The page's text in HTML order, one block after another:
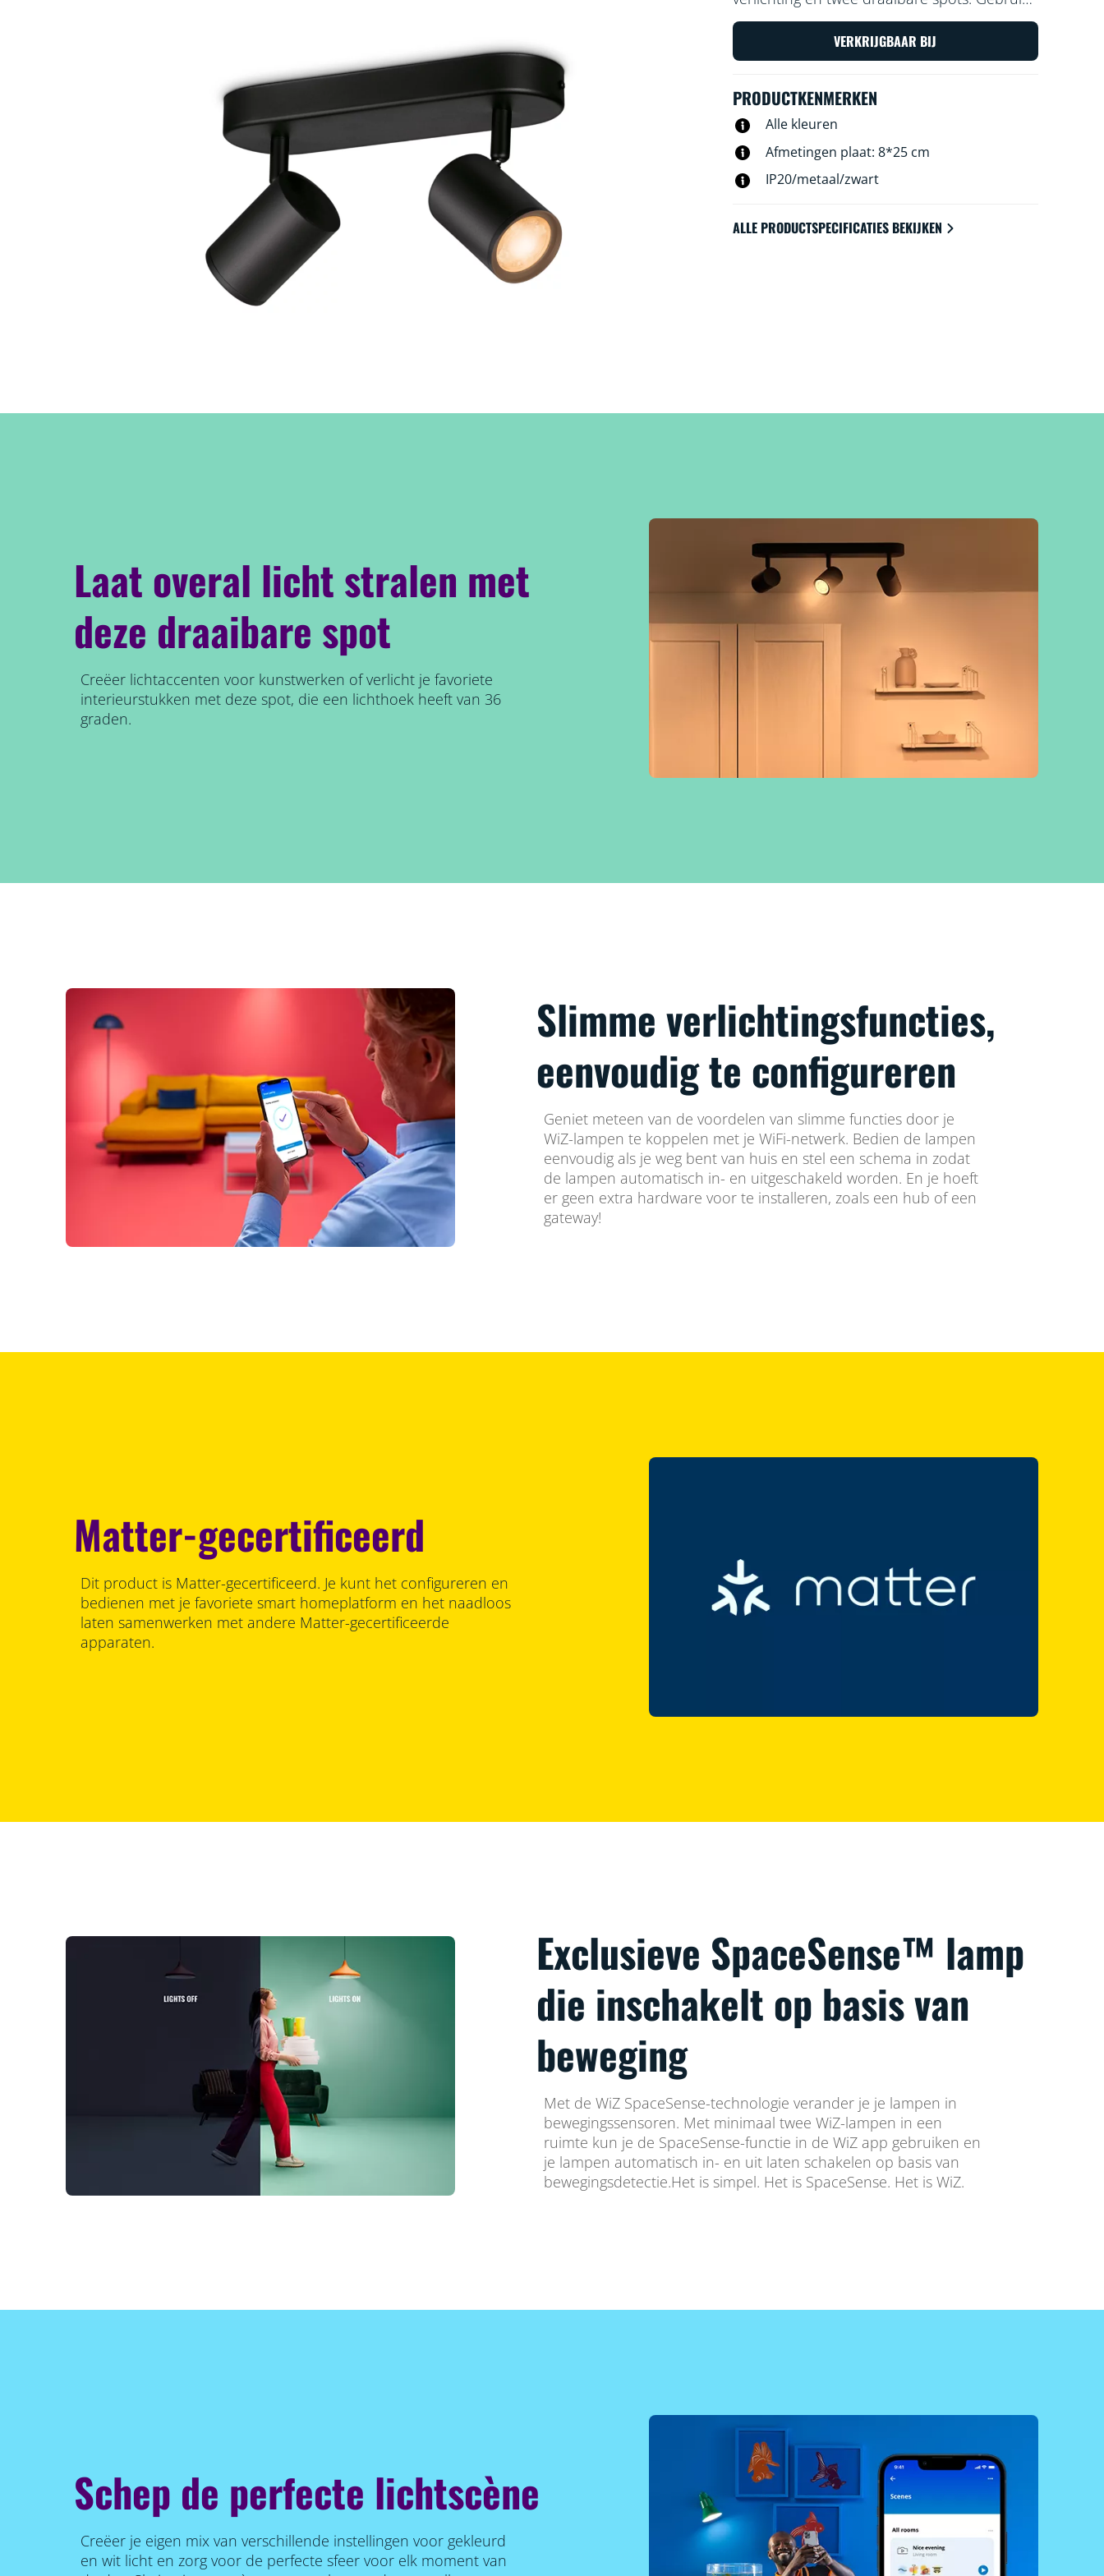
je WiFi-verbinding om de spot met de WiZ
app of je stem te bedienen.
VERKRIJGBAAR BIJ
PRODUCTKENMERKEN
Alle kleuren
Afmetingen plaat: 8*25 cm
IP20/metaal/zwart
ALLE PRODUCTSPECIFICATIES BEKIJKEN
Laat overal licht stralen met
deze draaibare spot
Creëer lichtaccenten voor kunstwerken of verlicht je favoriete
interieurstukken met deze spot, die een lichthoek heeft van 36
graden.
Slimme verlichtingsfuncties,
eenvoudig te configureren
Geniet meteen van de voordelen van slimme functies door je
WiZ-lampen te koppelen met je WiFi-netwerk. Bedien de lampen
eenvoudig als je weg bent van huis en stel een schema in zodat
de lampen automatisch in- en uitgeschakeld worden. En je hoeft
er geen extra hardware voor te installeren, zoals een hub of een
gateway!
Matter-gecertificeerd
Dit product is Matter-gecertificeerd. Je kunt het configureren en
bedienen met je favoriete smart homeplatform en het naadloos
laten samenwerken met andere Matter-gecertificeerde
apparaten.
Exclusieve SpaceSense™ lamp
die inschakelt op basis van
beweging
Met de WiZ SpaceSense-technologie verander je je lampen in
bewegingssensoren. Met minimaal twee WiZ-lampen in een
ruimte kun je de SpaceSense-functie in de WiZ app gebruiken en
je lampen automatisch in- en uit laten schakelen op basis van
bewegingsdetectie.Het is simpel. Het is SpaceSense. Het is WiZ.
Schep de perfecte lichtscène
Creëer je eigen mix van verschillende instellingen voor gekleurd
en wit licht en zorg voor de perfecte sfeer voor elk moment van